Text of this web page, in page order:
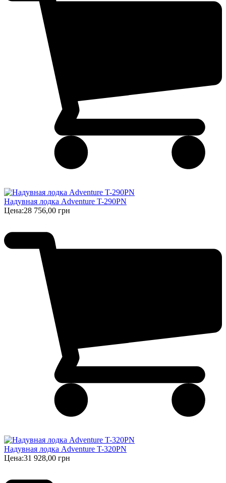
Надувная лодка Adventure T-290PN
Цена:28 756,00 грн
Надувная лодка Adventure T-320PN
Цена:31 928,00 грн